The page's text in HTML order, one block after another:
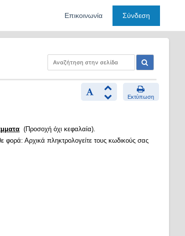
Επικοινωνία Σύνδεση
Εκτύπωση
(Προσοχή όχι κεφαλαία).
φορά: Αρχικά πληκτρολογείτε τους κωδικούς σας